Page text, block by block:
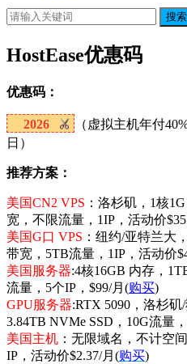
搜索
HostEase优惠码
优惠码：
2026
（虚拟主机年付
日）
推荐方案：
美国CN2 VPS ：洛杉矶，1核
宽，不限流量，1IP，活动价
美国G口 VPS ：纽约/亚特兰大
带宽，5TB流量，1IP，活动价
美国服务器:4核16GB 内存，
流量，5个IP，$99/月(购买)
GPU服务器:RTX 5090，洛杉矶
3.84TB NVMe SSD，10G流量
美国主机 ：无限域名，不计空
IP，活动价$2.37/月(购买)